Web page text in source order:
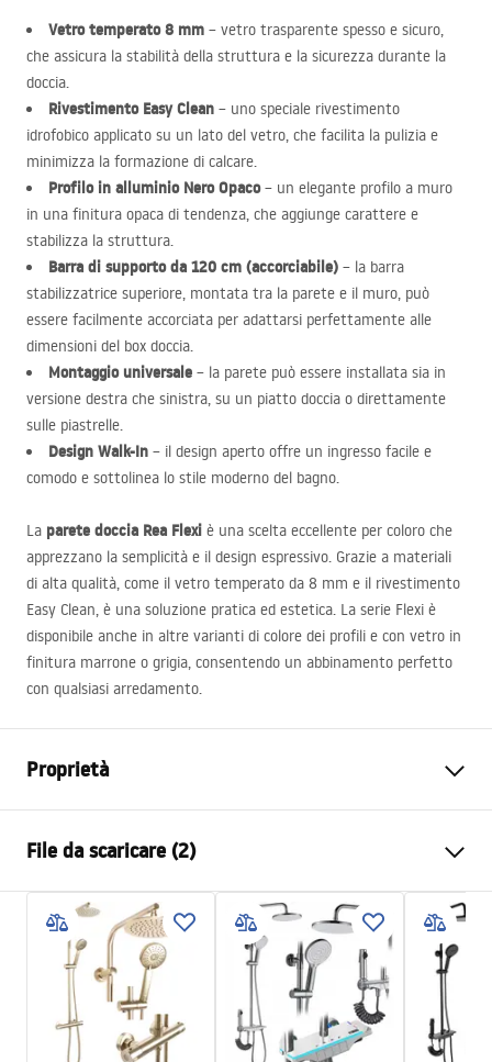
Vetro temperato 8 mm – vetro trasparente spesso e sicuro,
che assicura la stabilità della struttura e la sicurezza durante la
doccia.
Rivestimento Easy Clean – uno speciale rivestimento
idrofobico applicato su un lato del vetro, che facilita la pulizia e
minimizza la formazione di calcare.
Profilo in alluminio Nero Opaco– un elegante profilo a muro
in una finitura opaca di tendenza, che aggiunge carattere e
stabilizza la struttura.
Barra di supporto da 120 cm (accorciabile) – la barra
stabilizzatrice superiore, montata tra la parete e il muro, può
essere facilmente accorciata per adattarsi perfettamente alle
dimensioni del box doccia.
Montaggio universale – la parete può essere installata sia in
versione destra che sinistra, su un piatto doccia o direttamente
sulle piastrelle.
Design Walk-In – il design aperto offre un ingresso facile e
comodo e sottolinea lo stile moderno del bagno.
La parete doccia Rea Flexi è una scelta eccellente per coloro che
apprezzano la semplicità e il design espressivo. Grazie a materiali
di alta qualità, come il vetro temperato da 8 mm e il rivestimento
Easy Clean, è una soluzione pratica ed estetica. La serie Flexi è
disponibile anche in altre varianti di colore dei profili e con vetro in
finitura marrone o grigia, consentendo un abbinamento perfetto
con qualsiasi arredamento.
Proprietà
Colore
Tipo di cabina
Walk-in
Il colore del vetro
Trasparente 8mm
Serie
Flexi
Assemblaggio
Sul pavimento o piatto doccia
Altezza
1950mm
File da scaricare (2)
Informacje o bezpieczeństwie
WARUNKI_BEZPIECZENSTWA_KABINY_DRZWI_PARAWAN
Y.pdf
Manuale di installazione